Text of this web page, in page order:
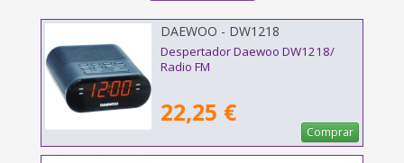
DAEWOO - DW1218
Despertador Daewoo DW1218/
Radio FM
22,25 €
Comprar